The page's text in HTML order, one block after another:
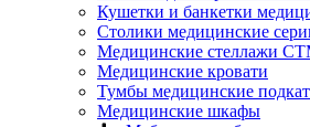
Кушетки и банкетки
Столики медицинские
Медицинские стеллажи
Медицинские кровати
Тумбы медицинские
Медицинские шкафы